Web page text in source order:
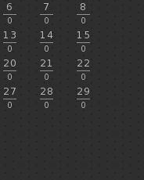
6
0
7
0
8
0
13
0
14
0
15
0
20
0
21
0
22
0
27
0
28
0
29
0